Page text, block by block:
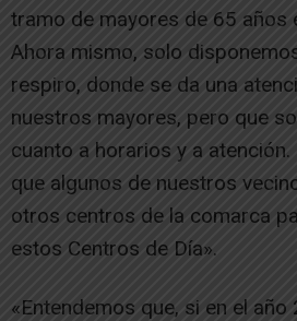
tramo de mayores de 65 años
Ahora mismo, solo
respiro, donde se da una
nuestros mayores, pero que
cuanto a horarios y a
que algunos de nuestros
otros centros de la comarca
estos Centros de Día».
«Entendemos que, si en el